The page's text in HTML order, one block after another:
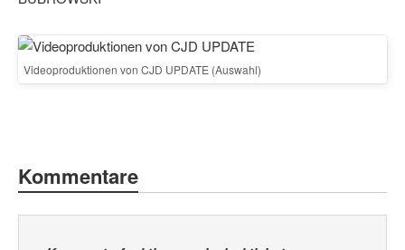
Videoproduktionen von CJD UPDATE (Auswahl)
Kommentare